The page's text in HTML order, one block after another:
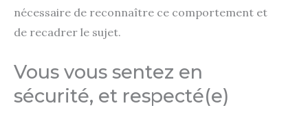
nécessaire de reconnaître ce comportement et
de recadrer le sujet.
Vous vous sentez en
sécurité, et respecté(e)